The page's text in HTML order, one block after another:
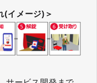
(イメージ)＞